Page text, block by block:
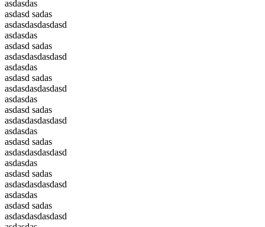
asdasdas
asdasd sadas
asdasdasdasdasd
asdasdas
asdasd sadas
asdasdasdasdasd
asdasdas
asdasd sadas
asdasdasdasdasd
asdasdas
asdasd sadas
asdasdasdasdasd
asdasdas
asdasd sadas
asdasdasdasdasd
asdasdas
asdasd sadas
asdasdasdasdasd
asdasdas
asdasd sadas
asdasdasdasdasd